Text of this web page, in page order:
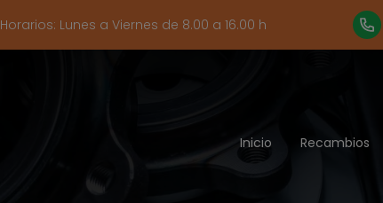
Horarios: Lunes a Viernes de 8.00 a 16.00 h
Inicio Recambios